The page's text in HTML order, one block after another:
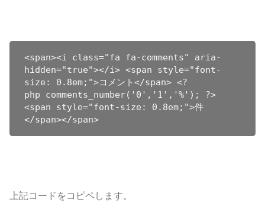
<span><i class="fa fa-comments" aria-
hidden="true"></i> <span style="font-
size: 0.8em;">コメント</span> <?
php comments_number('0','1','%'); ?>
<span style="font-size: 0.8em;">件
</span></span>
上記コードをコピペします。